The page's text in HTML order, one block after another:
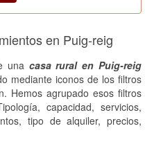
en Puig-reig
una casa rural en Puig-reig
mediante iconos de los filtros
Hemos agrupado esos filtros
capacidad, servicios,
tipo de alquiler, precios,